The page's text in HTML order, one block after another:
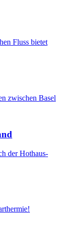
Fluss bietet
zwischen Basel
der Hothaus-